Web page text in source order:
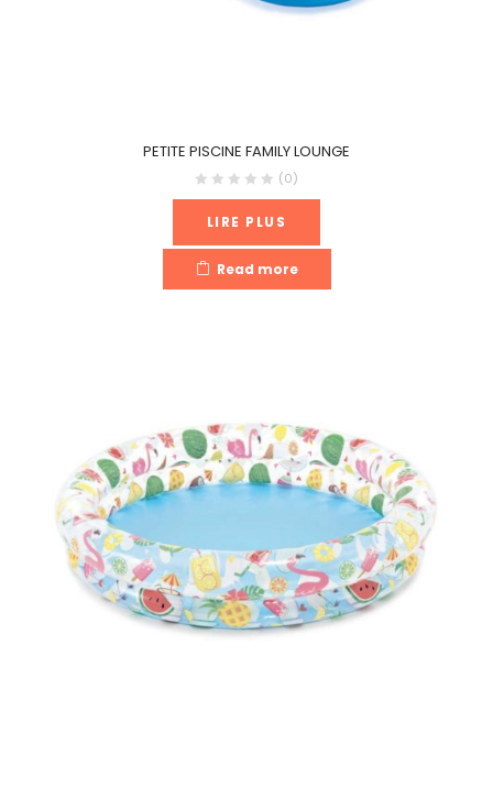
PETITE PISCINE FAMILY LOUNGE
(0)
LIRE PLUS
Read more